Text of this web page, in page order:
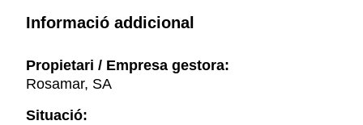
Informació addicional
Propietari / Empresa gestora:
Rosamar, SA
Situació: